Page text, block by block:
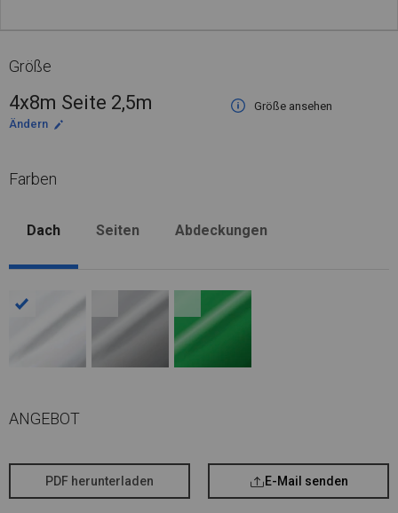
Größe
4x8m Seite 2,5m
Größe ansehen
Ändern
Farben
Dach Seiten Abdeckungen
ANGEBOT
PDF herunterladen E-Mail senden